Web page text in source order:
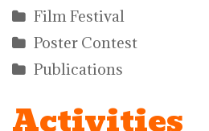
Film Festival
Poster Contest
Publications
Activities